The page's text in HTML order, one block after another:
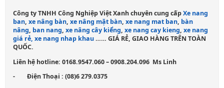
Công ty TNHH Công Nghiệp Việt Xanh chuyên cung cấpXe nang
ban, xe nâng bàn, xe nâng mặt bàn, xe nang mat ban, bàn
nâng, ban nang, xe nâng cây kiểng, xe nang cay kieng, xe nang
giá rẻ, xe nang nhap khau…… GIÁ RẺ, GIAO HÀNG TRÊN TOÀN
QUỐC.
Liên hệ hotline: 0168.9547.060 – 0908.204.096 Ms Linh
- Điện Thoại : (08)6 279.0375